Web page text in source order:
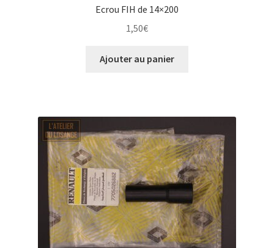
Ecrou FIH de 14×200
1,50€
Ajouter au panier